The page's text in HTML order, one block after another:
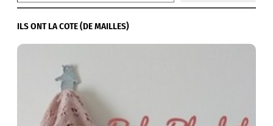
ILS ONT LA COTE (DE MAILLES)